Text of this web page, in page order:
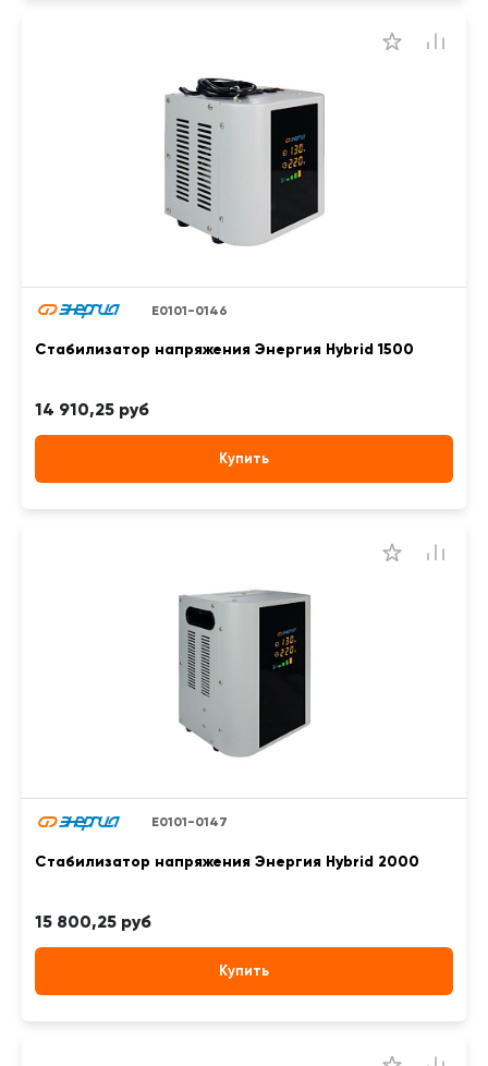
Е0101-0146
Стабилизатор напряжения Энергия Hybrid 1500
14 910,25 руб
Купить
Е0101-0147
Стабилизатор напряжения Энергия Hybrid 2000
15 800,25 руб
Купить